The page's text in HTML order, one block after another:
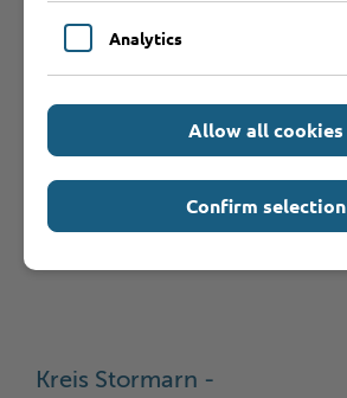
Welche Fristen
muss ich
Hilfe & Kontakt:
Kreis Stormarn -
Analytics
Allow all cookies
Confirm selection